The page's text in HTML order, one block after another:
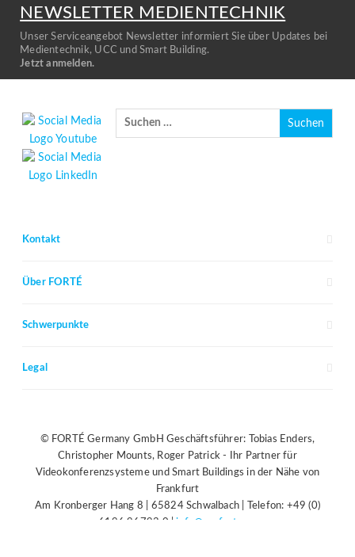
NEWSLETTER MEDIENTECHNIK
Unser Serviceangebot Newsletter informiert Sie über Updates bei
Medientechnik, UCC und Smart Building.
Jetzt anmelden.
Kontakt
Über FORTÉ
Schwerpunkte
Legal
© FORTÉ Germany GmbH Geschäftsführer: Tobias Enders,
Christopher Mounts, Roger Patrick - Ihr Partner für
Videokonferenzsysteme und Smart Buildings in der Nähe von
Frankfurt
Am Kronberger Hang 8 | 65824 Schwalbach | Telefon: +49 (0)
6196 96793 0 |
info@ourforte.eu